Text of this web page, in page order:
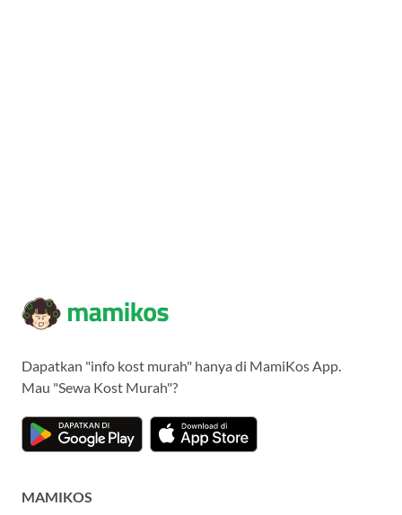
Dapatkan "info kost murah" hanya di MamiKos App.
Mau "Sewa Kost Murah"?
MAMIKOS